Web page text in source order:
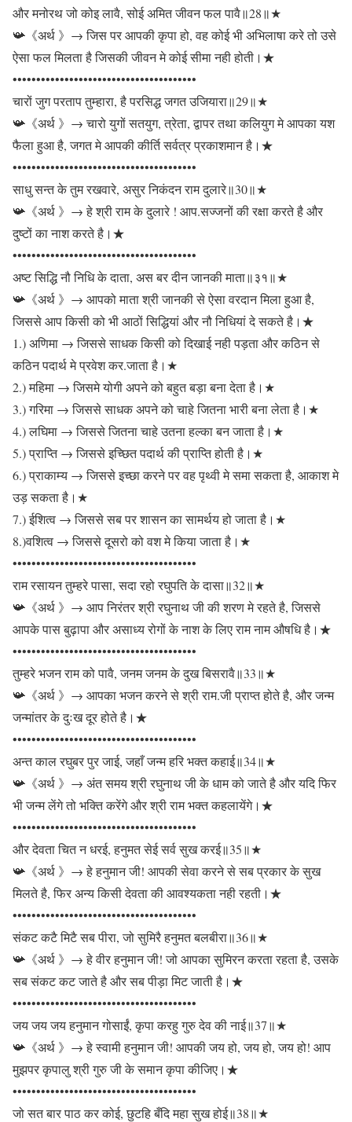
और मनोरथ जो कोइ लावै, सोई अमित जीवन फल पावै॥28॥★
📯《अर्थ 》→ जिस पर आपकी कृपा हो, वह कोई भी अभिलाषा करे तो उसे
ऐसा फल मिलता है जिसकी जीवन मे कोई सीमा नही होती।★
•••••••••••••••••••••••••••••••••••••••
चारों जुग परताप तुम्हारा, है परसिद्ध जगत उजियारा॥29॥★
📯《अर्थ 》→ चारो युगों सतयुग, त्रेता, द्वापर तथा कलियुग मे आपका यश
फैला हुआ है, जगत मे आपकी कीर्ति सर्वत्र प्रकाशमान है।★
•••••••••••••••••••••••••••••••••••••••
साधु सन्त के तुम रखवारे, असुर निकंदन राम दुलारे॥30॥★
📯《अर्थ 》→ हे श्री राम के दुलारे ! आप.सज्जनों की रक्षा करते है और
दुष्टों का नाश करते है।★
•••••••••••••••••••••••••••••••••••••••
अष्ट सिद्धि नौ निधि के दाता, अस बर दीन जानकी माता॥३१॥★
📯《अर्थ 》→ आपको माता श्री जानकी से ऐसा वरदान मिला हुआ है,
जिससे आप किसी को भी आठों सिद्धियां और नौ निधियां दे सकते है।★
1.) अणिमा → जिससे साधक किसी को दिखाई नही पड़ता और कठिन से
कठिन पदार्थ मे प्रवेश कर.जाता है।★
2.) महिमा → जिसमे योगी अपने को बहुत बड़ा बना देता है।★
3.) गरिमा → जिससे साधक अपने को चाहे जितना भारी बना लेता है।★
4.) लघिमा → जिससे जितना चाहे उतना हल्का बन जाता है।★
5.) प्राप्ति → जिससे इच्छित पदार्थ की प्राप्ति होती है।★
6.) प्राकाम्य → जिससे इच्छा करने पर वह पृथ्वी मे समा सकता है, आकाश मे
उड़ सकता है।★
7.) ईशित्व → जिससे सब पर शासन का सामर्थय हो जाता है।★
8.)वशित्व → जिससे दूसरो को वश मे किया जाता है।★
•••••••••••••••••••••••••••••••••••••••
राम रसायन तुम्हरे पासा, सदा रहो रघुपति के दासा॥32॥★
📯《अर्थ 》→ आप निरंतर श्री रघुनाथ जी की शरण मे रहते है, जिससे
आपके पास बुढ़ापा और असाध्य रोगों के नाश के लिए राम नाम औषधि है।★
•••••••••••••••••••••••••••••••••••••••
तुम्हरे भजन राम को पावै, जनम जनम के दुख बिसरावै॥33॥★
📯《अर्थ 》→ आपका भजन करने से श्री राम.जी प्राप्त होते है, और जन्म
जन्मांतर के दुःख दूर होते है।★
•••••••••••••••••••••••••••••••••••••••
अन्त काल रघुबर पुर जाई, जहाँ जन्म हरि भक्त कहाई॥34॥★
📯《अर्थ 》→ अंत समय श्री रघुनाथ जी के धाम को जाते है और यदि फिर
भी जन्म लेंगे तो भक्ति करेंगे और श्री राम भक्त कहलायेंगे।★
•••••••••••••••••••••••••••••••••••••••
और देवता चित न धरई, हनुमत सेई सर्व सुख करई॥35॥★
📯《अर्थ 》→ हे हनुमान जी! आपकी सेवा करने से सब प्रकार के सुख
मिलते है, फिर अन्य किसी देवता की आवश्यकता नही रहती।★
•••••••••••••••••••••••••••••••••••••••
संकट कटै मिटै सब पीरा, जो सुमिरै हनुमत बलबीरा॥36॥★
📯《अर्थ 》→ हे वीर हनुमान जी! जो आपका सुमिरन करता रहता है, उसके
सब संकट कट जाते है और सब पीड़ा मिट जाती है।★
•••••••••••••••••••••••••••••••••••••••
जय जय जय हनुमान गोसाईं, कृपा करहु गुरु देव की नाई॥37॥★
📯《अर्थ 》→ हे स्वामी हनुमान जी! आपकी जय हो, जय हो, जय हो! आप
मुझपर कृपालु श्री गुरु जी के समान कृपा कीजिए।★
•••••••••••••••••••••••••••••••••••••••
जो सत बार पाठ कर कोई, छुटहि बँदि महा सुख होई॥38॥★